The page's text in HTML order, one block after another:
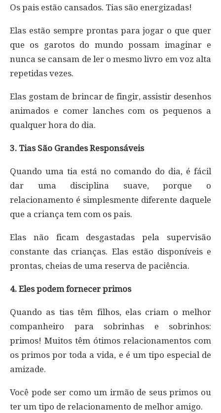
Os pais estão cansados. Tias são energizadas!
Elas estão sempre prontas para jogar o que quer
que os garotos do mundo possam imaginar e
nunca se cansam de ler o mesmo livro em voz alta
repetidas vezes.
Elas gostam de brincar de fingir, assistir desenhos
animados e comer lanches com os pequenos a
qualquer hora do dia.
3. Tias São Grandes Responsáveis
Quando uma tia está no comando do dia, é fácil
dar uma disciplina suave, porque o
relacionamento é simplesmente diferente daquele
que a criança tem com os pais.
Elas não ficam desgastadas pela supervisão
constante das crianças. Elas estão disponíveis e
prontas, cheias de uma reserva de paciência.
4. Eles podem fornecer primos
Quando as tias têm filhos, elas criam o melhor
companheiro para sobrinhas e sobrinhos:
primos! Muitos têm ótimos relacionamentos com
os primos por toda a vida, e é um tipo especial de
amizade.
Você pode ser como um irmão de seus primos ou
ter um tipo de relacionamento de melhor amigo.